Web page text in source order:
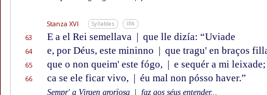
Stanza XVI Syllables IPA
63 E a el Rei semellava | que lle dizía: “Uviade
64 e, por Déus, este mininno | que tragu' en braços
65 que o non queim' este fógo, | e sequér a mi leixade;
66 ca se ele ficar vivo, | éu mal non pósso haver.”
Sempr' a Virgen grorïosa faz aos séus entender...